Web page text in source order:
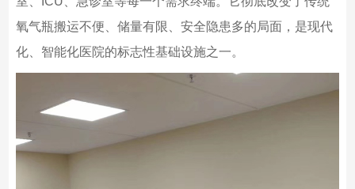
氧气瓶搬运不便、储量有限、安全隐患多的局面，是现代
化、智能化医院的标志性基础设施之一。